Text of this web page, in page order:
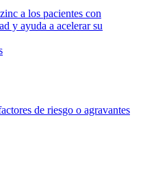
a los pacientes con
y ayuda a acelerar su
de riesgo o agravantes